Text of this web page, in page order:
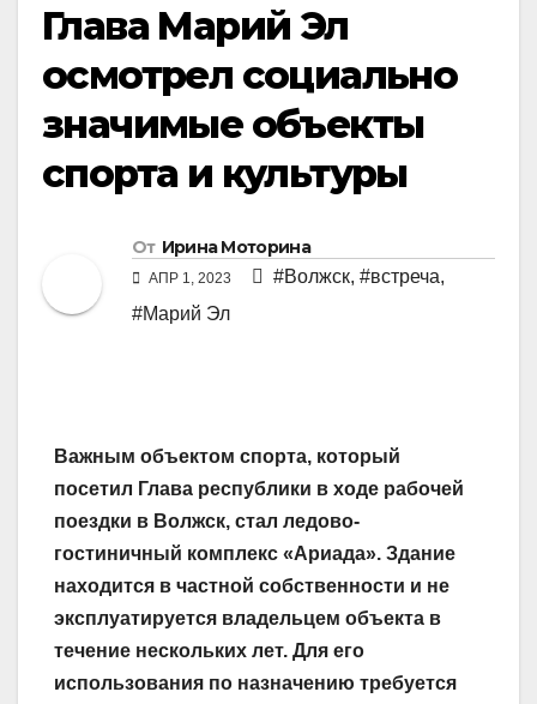
Глава Марий Эл
осмотрел социально
значимые объекты
спорта и культуры
От Ирина Моторина
АПР 1, 2023 #Волжск, #встреча,
#Марий Эл
Важным объектом спорта, который
посетил Глава республики в ходе рабочей
поездки в Волжск, стал ледово-
гостиничный комплекс «Ариада». Здание
находится в частной собственности и не
эксплуатируется владельцем объекта в
течение нескольких лет. Для его
использования по назначению требуется